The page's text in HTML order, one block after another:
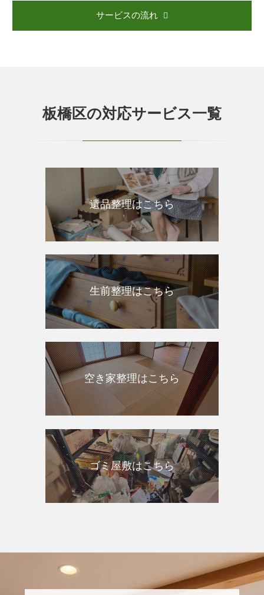
サービスの流れ
板橋区の対応サービス一覧
遺品整理はこちら
生前整理はこちら
空き家整理はこちら
ゴミ屋敷はこちら